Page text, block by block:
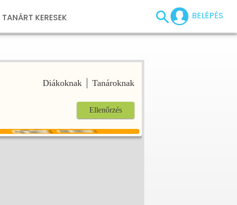
BELÉPÉS
TANÁRT KERESEK